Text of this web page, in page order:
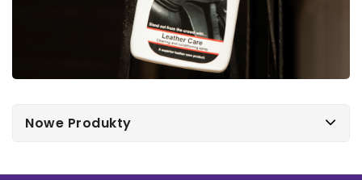
Nowe Produkty